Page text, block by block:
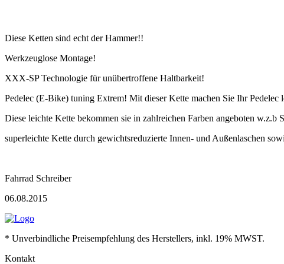
Diese Ketten sind echt der Hammer!!
Werkzeuglose Montage!
XXX-SP Technologie für unübertroffene Haltbarkeit!
Pedelec (E-Bike) tuning Extrem! Mit dieser Kette machen Sie Ihr Pedelec
Diese leichte Kette bekommen sie in zahlreichen Farben angeboten
superleichte Kette durch gewichtsreduzierte Innen- und Außenlaschen
Fahrrad Schreiber
06.08.2015
* Unverbindliche Preisempfehlung des Herstellers, inkl. 19% MWST.
Kontakt